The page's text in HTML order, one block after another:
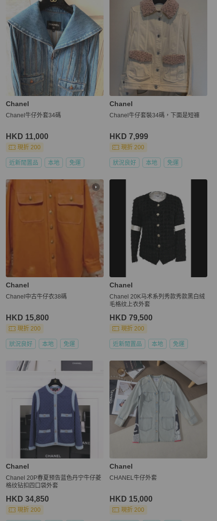
Chanel
Chanel牛仔外套34碼
HKD 11,000
現折 200
近新閒置品 本地 免運
Chanel
Chanel牛仔套裝34碼，下面是短褲
HKD 7,999
現折 200
狀況良好 本地 免運
Chanel
Chanel中古牛仔衣38碼
HKD 15,800
現折 200
狀況良好 本地 免運
Chanel
Chanel 20K马术系列秀款秀款黑白绒
毛格纹上衣外套
HKD 79,500
現折 200
近新閒置品 本地 免運
Chanel
Chanel 20P春夏预告蓝色丹宁牛仔菱
格纹钻扣四口袋外套
HKD 34,850
現折 200
Chanel
CHANEL牛仔外套
HKD 15,000
現折 200